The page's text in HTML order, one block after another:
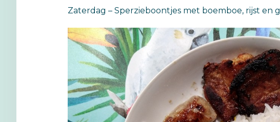
Zaterdag – Sperzieboontjes met boemboe, rijst en